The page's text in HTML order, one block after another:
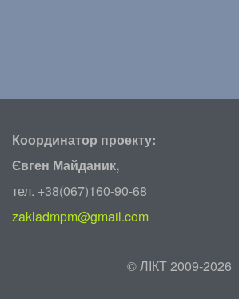
Координатор проекту:
Євген Майданик,
тел. +38(067)160-90-68
zakladmpm@gmail.com
©ЛІКТ 2009-2026